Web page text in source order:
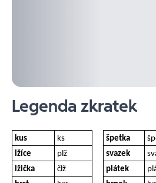
Legenda zkratek
kus ks špetka
lžíce
plž svazek
lžička
člž plátek